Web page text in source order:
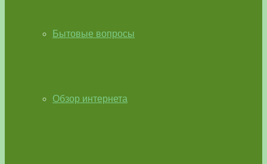
Бытовые вопросы
Обзор интернета